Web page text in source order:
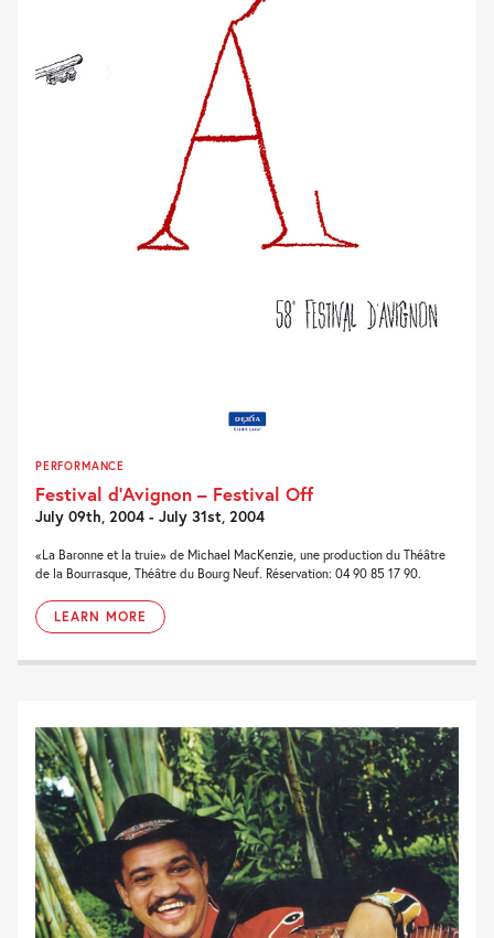
PERFORMANCE
Festival d’Avignon – Festival Off
July 09th, 2004 - July 31st, 2004
«La Baronne et la truie» de Michael MacKenzie, une production du Théâtre
de la Bourrasque, Théâtre du Bourg Neuf. Réservation: 04 90 85 17 90.
LEARN MORE